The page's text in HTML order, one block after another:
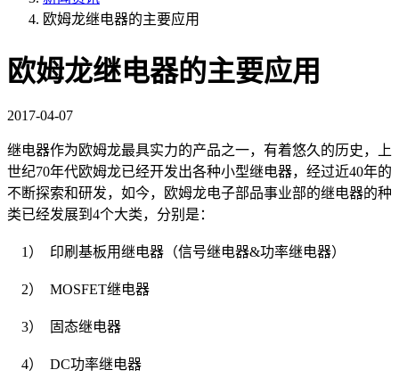
欧姆龙继电器的主要应用
欧姆龙继电器的主要应用
2017-04-07
继电器作为欧姆龙最具实力的产品之一，有着悠久的历史，上
世纪70年代欧姆龙已经开发出各种小型继电器，经过近40年的
不断探索和研发，如今，欧姆龙电子部品事业部的继电器的种
类已经发展到4个大类，分别是：
1） 印刷基板用继电器（信号继电器&功率继电器）
2） MOSFET继电器
3） 固态继电器
4） DC功率继电器